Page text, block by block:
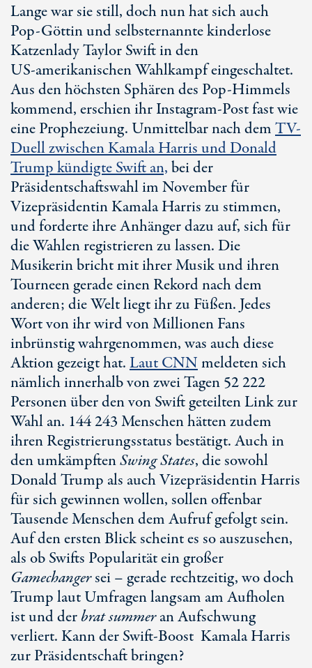
Lange war sie still, doch nun hat sich auch
Pop-Göttinund selbsternannte kinderlose
KatzenladyTaylor Swiftin den
US-amerikanischenWahlkampf eingeschaltet.
Aus den höchsten Sphären des Pop-Himmels
kommend, erschien ihr Instagram-Post fast wie
eine Prophezeiung. Unmittelbar nach demTV-
Duell zwischen Kamala Harris und Donald
Trumpkündigte Swift an,bei der
Präsidentschaftswahl im November für
VizepräsidentinKamala Harriszu stimmen,
und forderte ihre Anhänger dazu auf, sich für
die Wahlen registrieren zu lassen. Die
Musikerin bricht mit ihrer Musik und ihren
Tourneen gerade einen Rekord nach dem
anderen; die Welt liegt ihr zu Füßen. Jedes
Wort von ihr wird von Millionen Fans
inbrünstig wahrgenommen, was auch diese
Aktion gezeigt hat.Laut CNNmeldeten sich
nämlich innerhalb von zwei Tagen52 222
Personen über den von Swift geteilten Link zur
Wahl an. 144 243Menschen hätten zudem
ihren Registrierungsstatus bestätigt. Auch in
den umkämpftenSwing States, die sowohl
Donald Trump als auch Vizepräsidentin Harris
für sich gewinnen wollen, sollen offenbar
Tausende Menschen dem Aufruf gefolgt sein.
Auf den ersten Blick scheint es so auszusehen,
als ob Swifts Popularität ein großer
Gamechangersei – gerade rechtzeitig, wo doch
Trump laut Umfragen langsam am Aufholen
ist und derbrat summeran Aufschwung
verliert. Kann derSwift-Boost Kamala Harris
zur Präsidentschaft bringen?